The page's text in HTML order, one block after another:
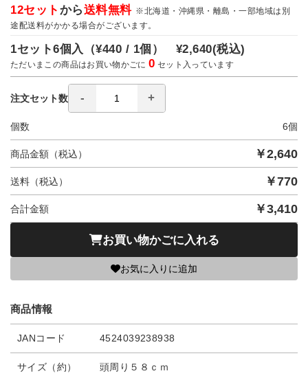
12セット から送料無料 ※北海道・沖縄県・離島・一部地域は別
途配送料がかかる場合がございます。
1セット6個入（¥440 / 1個） ¥2,640(税込)
ただいまこの商品はお買い物かごに0 セット入っています
注文セット数
個数 6個
商品金額（税込） ￥2,640
送料（税込） ￥770
合計金額 ￥3,410
お買い物かごに入れる
お気に入りに追加
商品情報
JANコード 4524039238938
サイズ（約） 頭周り５８ｃｍ